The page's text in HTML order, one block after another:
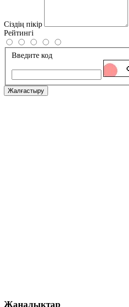
Сіздің пікір
Рейтингі
Введите код
Жалғастыру
Жаңалықтар